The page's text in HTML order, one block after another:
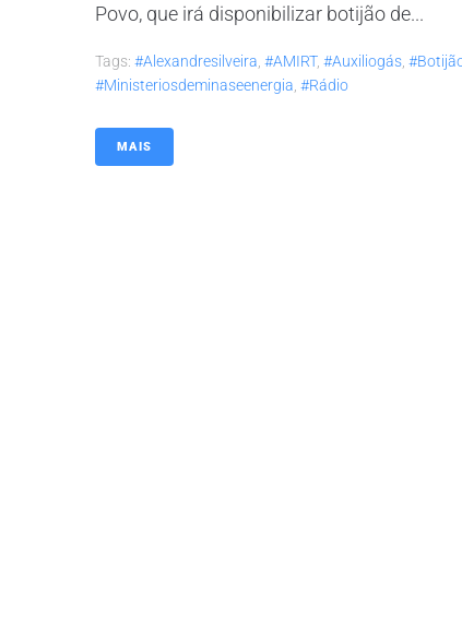
Povo, que irá disponibilizar botijão de...
Tags: #alexandresilveira #AMIRT, #auxiliogás
#ministeriosdeminaseenergia #rádio
MAIS